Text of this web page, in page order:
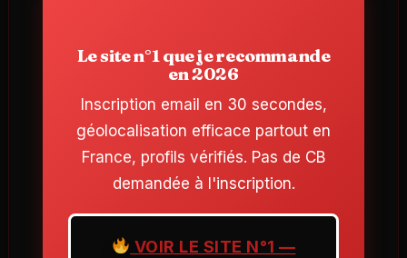
Le site n°1 que je recommande
en 2026
Inscription email en 30 secondes,
géolocalisation efficace partout en
France, profils vérifiés. Pas de CB
demandée à l'inscription.
VOIR LE SITE N°1 —